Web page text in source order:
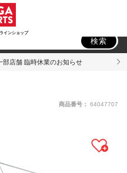
インショップ
検索
部店舗 臨時休業のお知らせ
商品番号： 64047707